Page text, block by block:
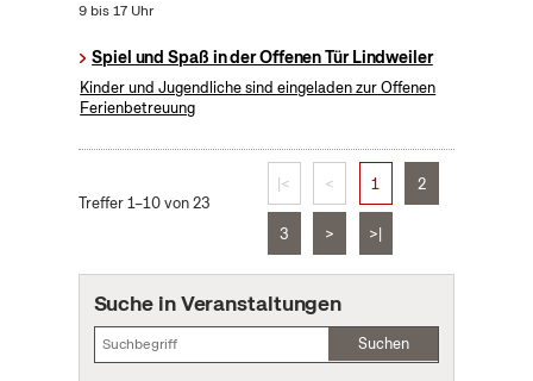
9 bis 17 Uhr
Spiel und Spaß in der Offenen Tür Lindweiler
Kinder und Jugendliche sind eingeladen zur Offenen
Ferienbetreuung
Treffer 1–10 von 23
|< < 1 2
3 > >|
Suche in Veranstaltungen
Suchen